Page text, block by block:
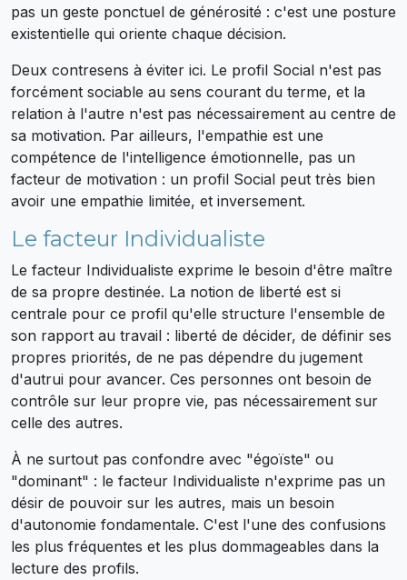
pas un geste ponctuel de générosité : c'est une posture
existentielle qui oriente chaque décision.
Deux contresens à éviter ici. Le profil Social n'est pas
forcément sociable au sens courant du terme, et la
relation à l'autre n'est pas nécessairement au centre de
sa motivation. Par ailleurs, l'empathie est une
compétence de l'intelligence émotionnelle, pas un
facteur de motivation : un profil Social peut très bien
avoir une empathie limitée, et inversement.
Le facteur Individualiste
Le facteur Individualiste exprime le besoin d'être maître
de sa propre destinée. La notion de liberté est si
centrale pour ce profil qu'elle structure l'ensemble de
son rapport au travail : liberté de décider, de définir ses
propres priorités, de ne pas dépendre du jugement
d'autrui pour avancer. Ces personnes ont besoin de
contrôle sur leur propre vie, pas nécessairement sur
celle des autres.
À ne surtout pas confondre avec "égoïste" ou
"dominant" : le facteur Individualiste n'exprime pas un
désir de pouvoir sur les autres, mais un besoin
d'autonomie fondamentale. C'est l'une des confusions
les plus fréquentes et les plus dommageables dans la
lecture des profils.